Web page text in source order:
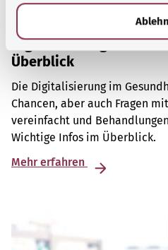
Digitalisierung im
Überblick
Die Digitalisierung im
Chancen, aber auch Fragen
vereinfacht und
Wichtige Infos im Überblick.
Mehr erfahren